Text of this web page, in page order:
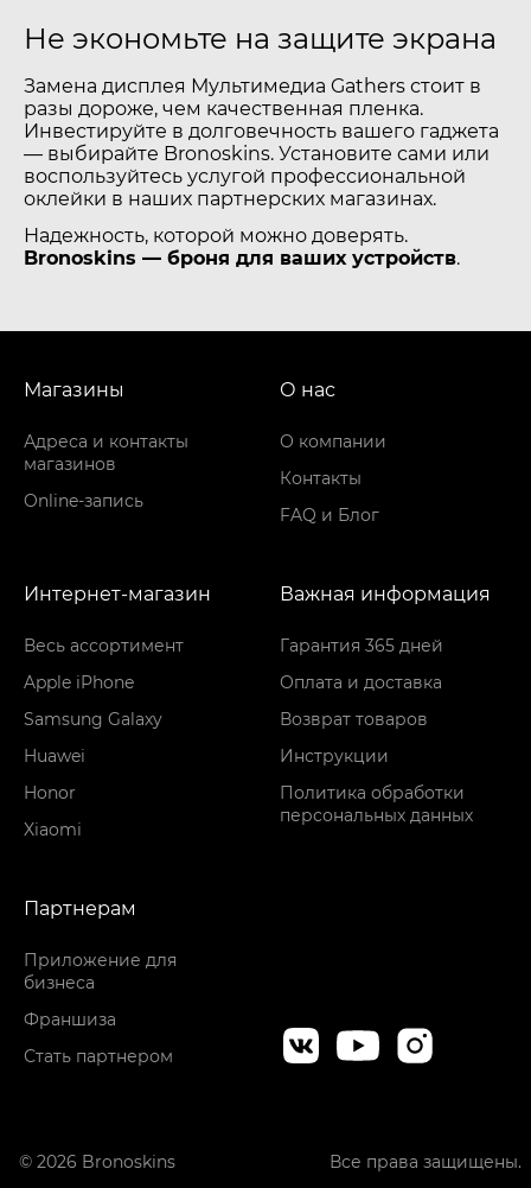
Не экономьте на защите экрана
Замена дисплея Мультимедиа Gathers стоит в
разы дороже, чем качественная пленка.
Инвестируйте в долговечность вашего гаджета
— выбирайте Bronoskins. Установите сами или
воспользуйтесь услугой профессиональной
оклейки в наших партнерских магазинах.
Надежность, которой можно доверять.
Bronoskins — броня для ваших устройств.
Магазины
Адреса и контакты
магазинов
Online-запись
О нас
О компании
Контакты
FAQ и Блог
Интернет-магазин
Весь ассортимент
Apple iPhone
Samsung Galaxy
Huawei
Honor
Xiaomi
Важная информация
Гарантия 365 дней
Оплата и доставка
Возврат товаров
Инструкции
Политика обработки
персональных данных
Партнерам
Приложение для
бизнеса
Франшиза
Стать партнером
© 2026 Bronoskins Все права защищены.